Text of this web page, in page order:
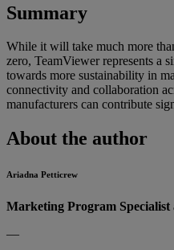
Summary
While it will take much more
zero, TeamViewer represents a
towards more sustainability in
connectivity and collaboration
manufacturers can contribute
About the author
Ariadna Petticrew
Marketing Program Specialist
—